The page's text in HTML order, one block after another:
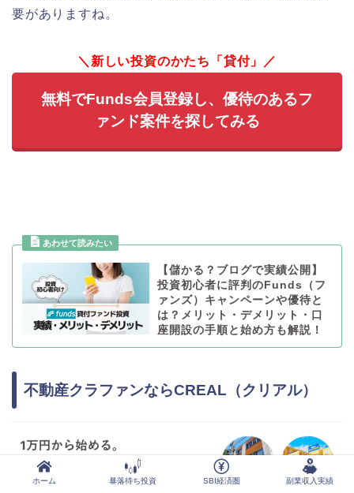
要がありますね。
＼新しい投資のかたち「貸付」／
無料でFunds会員登録し、優待のあるフ
ァンド案件を探してみる
【儲かる？ブログで実績公開】
投資初心者に評判のFunds（フ
ァンズ）キャンペーンや優待と
は？メリット・デメリット・口
座開設の手順と始め方も解説！
不動産クラファンならCREAL（クリアル）
ホーム 暴落待ち投資 SBI経済圏 副業収入実績